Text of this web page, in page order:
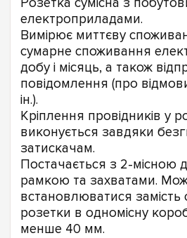
електроприладами.
Вимірює миттєву
сумарне споживання
добу і місяць, а також
повідомлення (про
ін.).
Кріплення провідників у
виконується завдяки
затискачам.
Постачається з 2-місною
рамкою та захватами.
встановлюватися замість
розетки в одномісну
менше 40 мм.